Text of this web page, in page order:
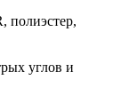
полиэстер,
углов и